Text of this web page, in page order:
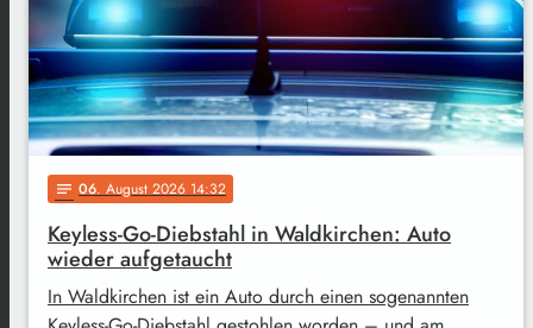
notes 06. August 2026 14:32
Keyless-Go-Diebstahl in Waldkirchen: Auto
wieder aufgetaucht
In Waldkirchen ist ein Auto durch einen sogenannten